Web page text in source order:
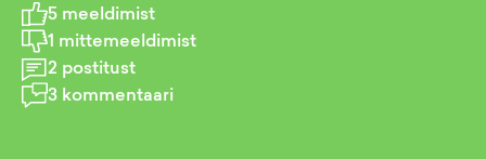
5 meeldimist
1 mittemeeldimist
2 postitust
3 kommentaari